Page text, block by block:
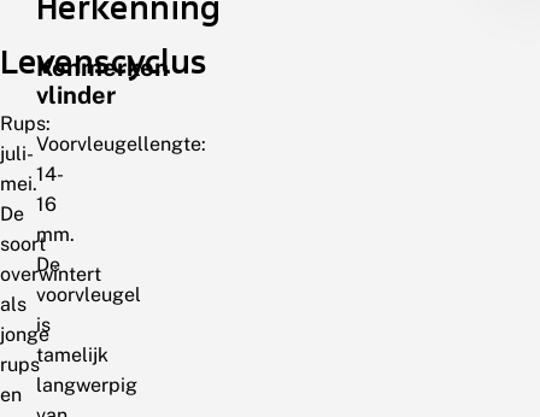
Levenscyclus
Rups:
juli-
mei.
De
soort
overwintert
als
jonge
rups
en
Kenmerken
vlinder
Voorvleugellengte:
14-
16
mm.
De
voorvleugel
is
tamelijk
langwerpig